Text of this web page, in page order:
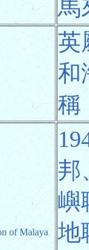
馬
英
和
稱
of Malaya
邦
嶼
地